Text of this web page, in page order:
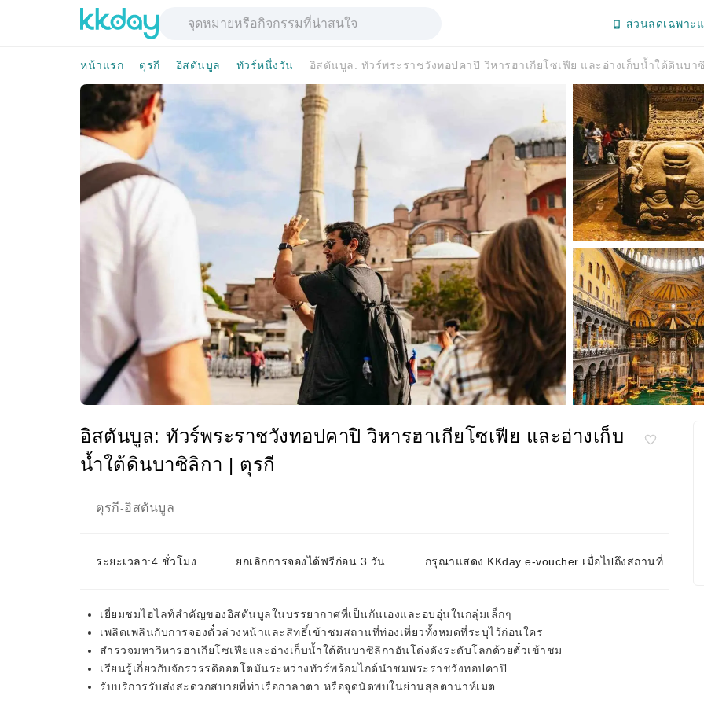
ส่วนลดเฉพาะ
หน้าแรก ตุรกี อิสตันบูล ทัวร์หนึ่งวัน อิสตันบูล: ทัวร์พระราชวังทอปคาปิ วิหารฮาเกียโซเฟีย และอ่างเก็บน้ำใต้ดินบา
อิสตันบูล: ทัวร์พระราชวังทอปคาปิ วิหารฮาเกียโซเฟีย และอ่างเก็บ
น้ำใต้ดินบาซิลิกา | ตุรกี
ตุรกี-อิสตันบูล
ระยะเวลา:4 ชั่วโมง ยกเลิกการจองได้ฟรีก่อน 3 วัน กรุณาแสดง KKday e-voucher เมื่อไปถึงสถานที่
เยี่ยมชมไฮไลท์สำคัญของอิสตันบูลในบรรยากาศที่เป็นกันเองและอบอุ่นในกลุ่มเล็กๆ
เพลิดเพลินกับการจองตั๋วล่วงหน้าและสิทธิ์เข้าชมสถานที่ท่องเที่ยวทั้งหมดที่ระบุไว้ก่อนใคร
สำรวจมหาวิหารฮาเกียโซเฟียและอ่างเก็บน้ำใต้ดินบาซิลิกาอันโด่งดังระดับโลกด้วยตั๋วเข้าชม
เรียนรู้เกี่ยวกับจักรวรรดิออตโตมันระหว่างทัวร์พร้อมไกด์นำชมพระราชวังทอปคาปิ
รับบริการรับส่งสะดวกสบายที่ท่าเรือกาลาตา หรือจุดนัดพบในย่านสุลตานาห์เมต